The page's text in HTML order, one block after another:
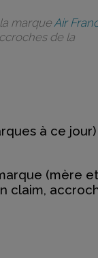
marqueAir
de la
à ce jour)
(mère et
claim,